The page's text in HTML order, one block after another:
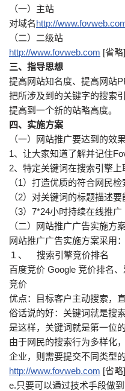
（一）主站
对域名http://
（二）二级站
http://www.fovweb.com [省略]
三、指导思想
提高网站知名度、提高网站
把所涉及到的关键字的搜索
提高到一个新的站略高度。
四、实施方案
（一）网站推广要达到的效
1、让大家知道了解并记住
2、特定关键词在搜索引擎上
（1）打造优质的符合网民
（2）对关键词的标题描述
（3）7*24小时持续在线推广
（二）网站推广广告实施方案
网站推广广告实施方案采用：
１、 搜索引擎竞价排名
百度竞价 Google 竞价排名
竞价
优点：目标客户主动搜索，
俗话说的好：关键词就是搜
是这样，关键词就是第一位的
由于网民的搜索行为多样化
企业，则需要提交不同类型
http://www.fovweb.com [省略]
e.只要可以通过技术手段做